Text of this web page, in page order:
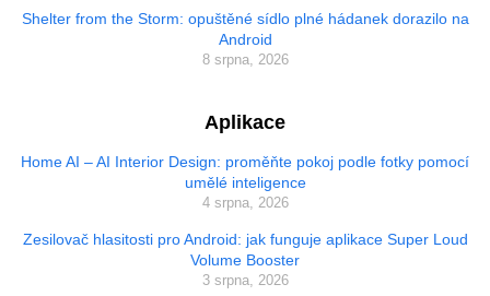
Shelter from the Storm: opuštěné sídlo plné hádanek dorazilo na
Android
8 srpna, 2026
Aplikace
Home AI – AI Interior Design: proměňte pokoj podle fotky pomocí
umělé inteligence
4 srpna, 2026
Zesilovač hlasitosti pro Android: jak funguje aplikace Super Loud
Volume Booster
3 srpna, 2026